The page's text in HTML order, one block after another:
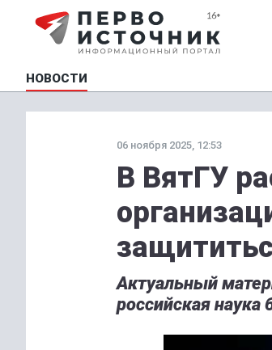
НОВОСТИ
06 ноября 2025, 12:53
В ВятГУ
Актуальный
российская наука